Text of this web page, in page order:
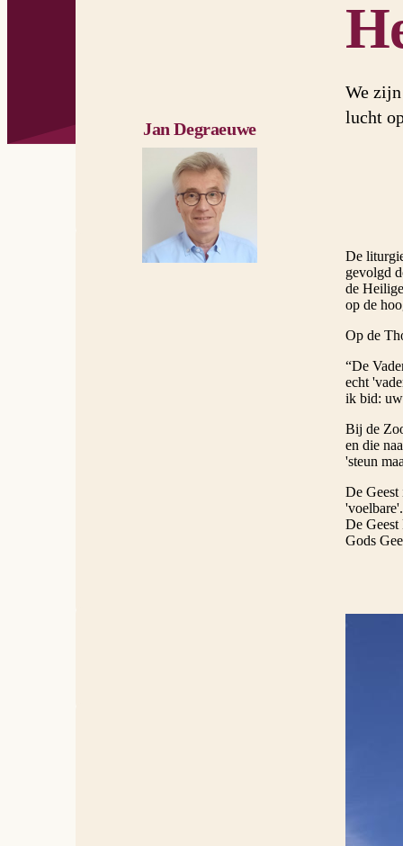
Jan Degraeuwe
We
lucht
De
gevolgd
de
op de
Op de
“De
echt
ik bid:
Bij de
en die
'steun
De Geest
De Geest
Gods